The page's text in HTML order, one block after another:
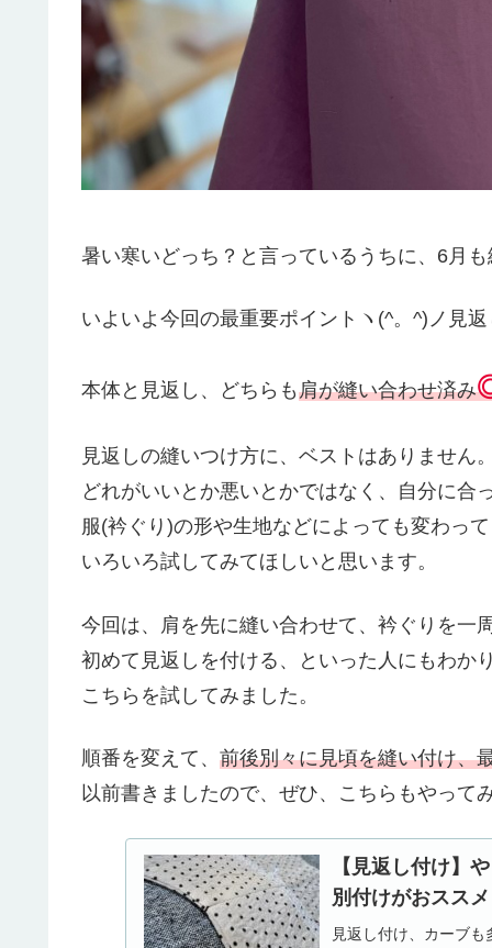
暑い寒いどっち？と言っているうちに、6月
いよいよ今回の最重要ポイントヽ(^。^)ノ見
本体と見返し、どちらも肩が縫い合わせ済み
見返しの縫いつけ方に、ベストはありません
どれがいいとか悪いとかではなく、自分に合
服(衿ぐり)の形や生地などによっても変わっ
いろいろ試してみてほしいと思います。
今回は、肩を先に縫い合わせて、衿ぐりを一
初めて見返しを付ける、といった人にもわか
こちらを試してみました。
順番を変えて、 前後別々に見頃を縫い付け、
以前書きましたので、ぜひ、こちらもやって
【見返し付け】
別付けがおススメ
見返し付け、カーブ